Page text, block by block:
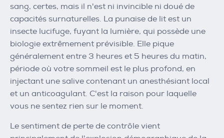
sang, certes, mais il n'est ni invincible ni doué de
capacités surnaturelles. La punaise de lit est un
insecte lucifuge, fuyant la lumière, qui possède une
biologie extrêmement prévisible. Elle pique
généralement entre 3 heures et 5 heures du matin,
période où votre sommeil est le plus profond, en
injectant une salive contenant un anesthésiant local
et un anticoagulant. C'est la raison pour laquelle
vous ne sentez rien sur le moment.
Le sentiment de perte de contrôle vient